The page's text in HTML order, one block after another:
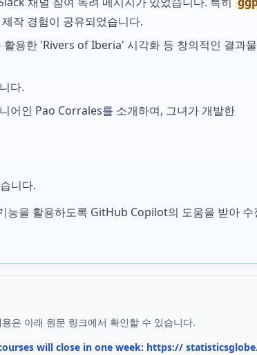
작 경험이 공유되었습니다.
활용한 'Rivers of Iberia' 시각화 등 창의적인 결과
다.
인 Pao Corrales를 소개하며, 그녀가 개발한
니다.
능을 활용하도록 GitHub Copilot의 도움을 받아 수
은 아래 원문 링크에서 확인할 수 있습니다.
will close in one week: https://